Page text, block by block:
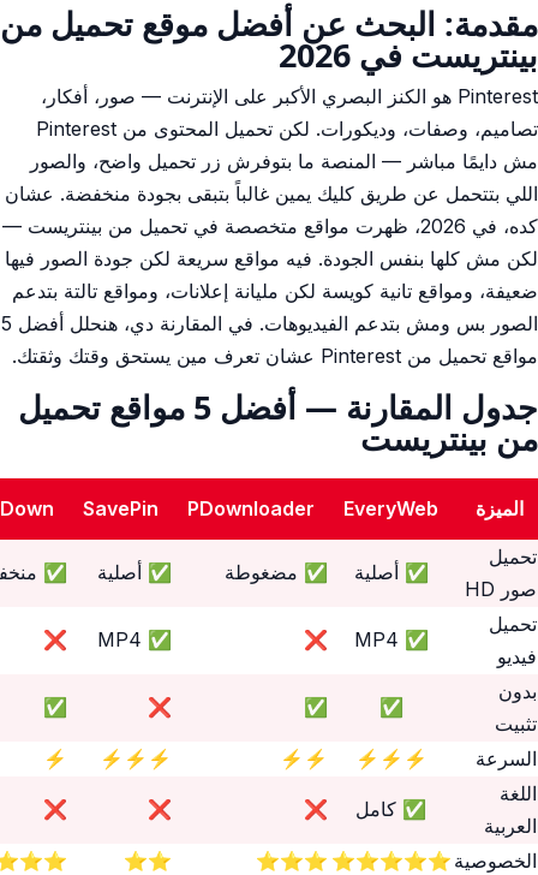
مقدمة: البحث عن أفضل موقع تحميل من
بينتريست في 2026
Pinterest هو الكنز البصري الأكبر على الإنترنت — صور، أفكار،
تصاميم، وصفات، وديكورات. لكن تحميل المحتوى من Pinterest
مش دايمًا مباشر — المنصة ما بتوفرش زر تحميل واضح، والصور
اللي بتتحمل عن طريق كليك يمين غالباً بتبقى بجودة منخفضة. عشان
كده، في 2026، ظهرت مواقع متخصصة في تحميل من بينتريست —
لكن مش كلها بنفس الجودة. فيه مواقع سريعة لكن جودة الصور فيها
ضعيفة، ومواقع تانية كويسة لكن مليانة إعلانات، ومواقع تالتة بتدعم
الصور بس ومش بتدعم الفيديوهات. في المقارنة دي، هنحلل أفضل 5
مواقع تحميل من Pinterest عشان تعرف مين يستحق وقتك وثقتك.
جدول المقارنة — أفضل 5 مواقع تحميل
من بينتريست
الميزة EveryWeb
PDownloader
SavePin
تحميل
صور HD
✅ أصلية ✅ مضغوطة ✅ أصلية ✅
تحميل
فيديو
✅ MP4
❌
✅ MP4
❌
بدون
تثبيت
✅
✅
❌
✅
السرعة ⚡⚡⚡
⚡⚡
⚡⚡⚡
⚡
اللغة
العربية
✅ كامل ❌
❌
❌
الخصوصية ⭐⭐⭐⭐⭐
⭐⭐⭐
⭐⭐